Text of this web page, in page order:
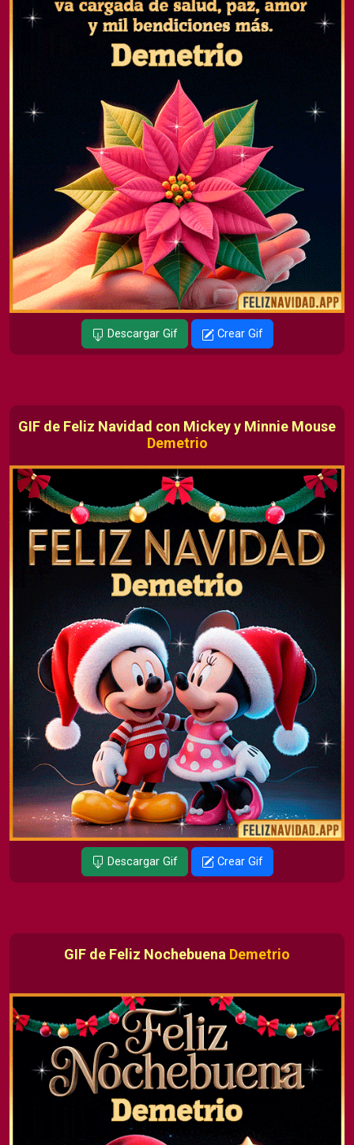
Descargar Gif Crear Gif
GIF de Feliz Navidad con Mickey y Minnie Mouse
Demetrio
Descargar Gif Crear Gif
GIF de Feliz Nochebuena Demetrio